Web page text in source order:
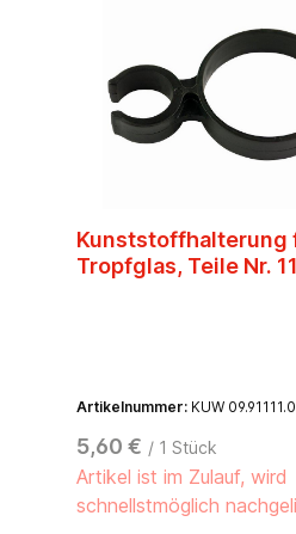
Kunststoffhalterung
Tropfglas, Teile Nr. 11
Artikelnummer: KUW
5,60 € / 1 Stück
Artikel ist im Zulauf, wird
schnellstmöglich